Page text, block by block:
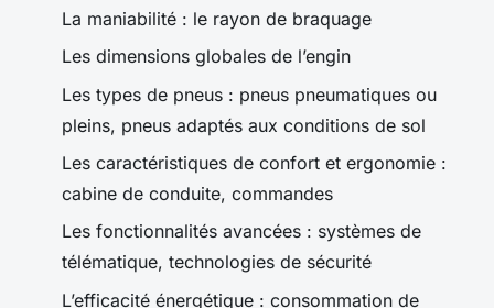
La maniabilité : le rayon de braquage
Les dimensions globales de l’engin
Les types de pneus : pneus pneumatiques ou
pleins, pneus adaptés aux conditions de sol
Les caractéristiques de confort et ergonomie :
cabine de conduite, commandes
Les fonctionnalités avancées : systèmes de
télématique, technologies de sécurité
L’efficacité énergétique : consommation de